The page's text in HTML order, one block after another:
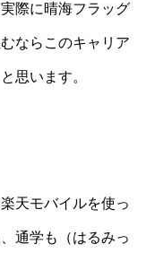
際に晴海フラッグ
ならこのキャリア
思います。
天モバイルを使っ
通学も（はるみっ